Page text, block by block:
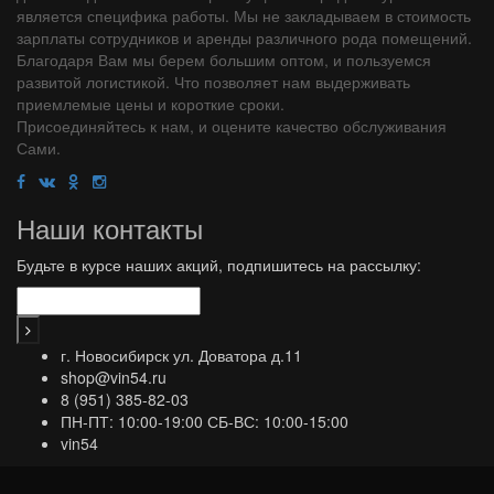
является специфика работы. Мы не закладываем в стоимость
зарплаты сотрудников и аренды различного рода помещений.
Благодаря Вам мы берем большим оптом, и пользуемся
развитой логистикой. Что позволяет нам выдерживать
приемлемые цены и короткие сроки.
Присоединяйтесь к нам, и оцените качество обслуживания
Сами.
Наши контакты
Будьте в курсе наших акций, подпишитесь на рассылку:
г. Новосибирск ул. Доватора д.11
shop@vin54.ru
8 (951) 385-82-03
ПН-ПТ: 10:00-19:00 СБ-ВС: 10:00-15:00
vin54